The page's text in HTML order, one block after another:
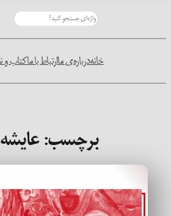
خانهدرباره‌ی ماارتباط با ماکتاب و
برچسب: